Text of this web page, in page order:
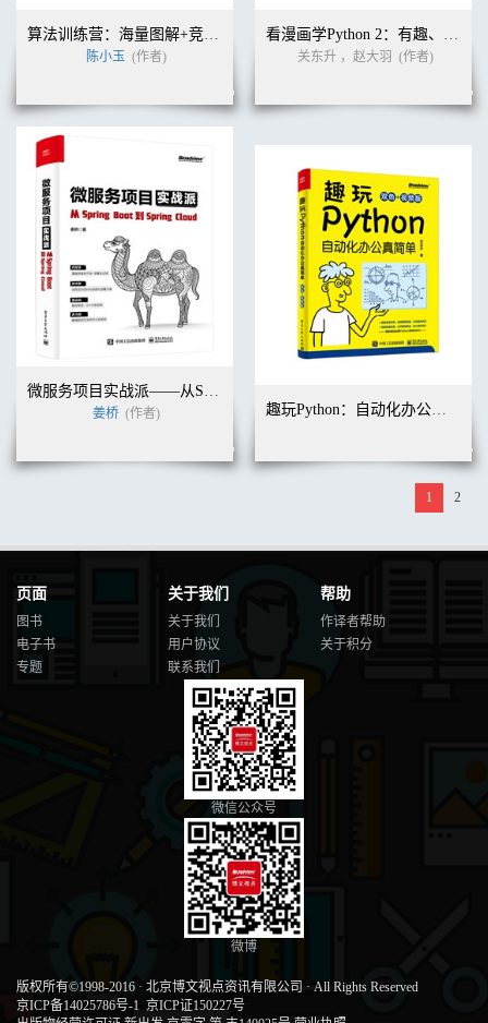
算法训练营：海量图解+竞赛刷题（进阶篇）
陈小玉 (作者)
看漫画学Python 2：有趣、有料、好玩、好用（全彩进阶版）
关东升 ，赵大羽 (作者)
微服务项目实战派——从Spring Boot到Spring Cloud
姜桥 (作者) 趣玩Python：自动化办公真简单（双色+视频版）
1 2
页面
图书
电子书
专题
关于我们
关于我们
用户协议
联系我们
帮助
作译者帮助
关于积分
微信公众号
微博
版权所有©1998-2016 · 北京博文视点资讯有限公司 · All Rights Reserved
京ICP备14025786号-1 京ICP证150227号